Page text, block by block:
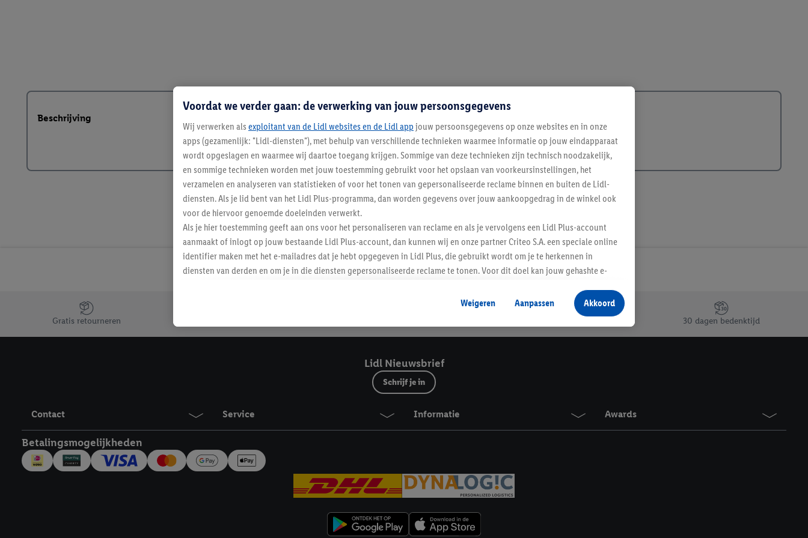
Beschrijving
Lidl Nieuwsbrief
Jouw voordelen bij ons als Lidl webshop klant
Gratis retourneren 30 dagen bedenktijd
Lidl Nieuwsbrief
Schrijf je in
Contact Service Informatie Awards
Betalingsmogelijkheden
Voordat we verder gaan: de verwerking van jouw persoonsgegevens
Wij verwerken als exploitant van de Lidl websites en de Lidl app jouw persoonsgegevens op onze websites en in onze
apps (gezamenlijk: "Lidl-diensten"), met behulp van verschillende technieken waarmee informatie op jouw eindapparaat
wordt opgeslagen en waarmee wij daartoe toegang krijgen. Sommige van deze technieken zijn technisch noodzakelijk,
en sommige technieken worden met jouw toestemming gebruikt voor het opslaan van voorkeursinstellingen, het
verzamelen en analyseren van statistieken of voor het tonen van gepersonaliseerde reclame binnen en buiten de Lidl-
diensten. Als je lid bent van het Lidl Plus-programma, dan worden gegevens over jouw aankoopgedrag in de winkel ook
voor de hiervoor genoemde doeleinden verwerkt.
Als je hier toestemming geeft aan ons voor het personaliseren van reclame en als je vervolgens een Lidl Plus-account
aanmaakt of inlogt op jouw bestaande Lidl Plus-account, dan kunnen wij en onze partner Criteo S.A. een speciale online
identifier maken met het e-mailadres dat je hebt opgegeven in Lidl Plus, die gebruikt wordt om je te herkennen in
diensten van derden en om je in die diensten gepersonaliseerde reclame te tonen. Voor dit doel kan jouw gehashte e-
Als je hiervoor toestemming geeft, dan kunnen retargeting advertenties worden weergegeven voor producten waarin je
eerder interesse hebt getoond (bijvoorbeeld door het product in een winkelmandje van een online winkel te plaatsen
Lidl-diensten worden weergegeven, als verschillende eindapparaten en Lidl-diensten, met behulp van jouw gehashte e-
mailadres en met eventuele andere identifiers of met identifiers waarover Criteo S.A. beschikt, aan jou kunnen worden
verwerkingsdoeleinden je instemt. Verder kan je er meer informatie vinden over de gegevensverwerking.
Door te klikken op "Weigeren", kies je voor de optie dat er enkel technisch noodzakelijke cookies en vergelijkbare
Door op "Akkoord" te klikken, stem je in met alle verwerkingen voor alle bovengenoemde doeleinden. Meer informatie,
inclusief over de opslagperiode van de gegevens en je recht om jouw toestemming op elk gewenst moment in te
privacyverklaring.Je vindt de impressum voor de Lidl website hier.Klik
over de cookies die wij inzetten.
Weigeren Aanpassen Akkoord